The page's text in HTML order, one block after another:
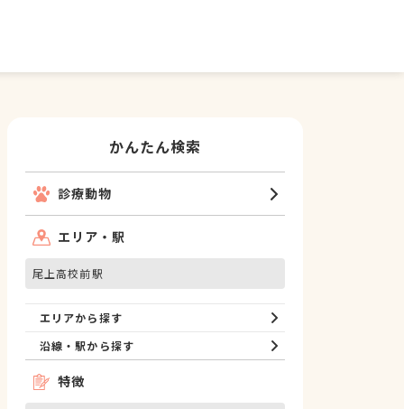
かんたん検索
診療動物
エリア・駅
尾上高校前駅
エリアから探す
沿線・駅から探す
特徴